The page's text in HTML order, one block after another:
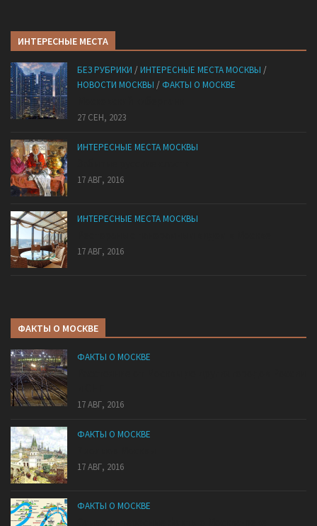
ИНТЕРЕСНЫЕ МЕСТА
БЕЗ РУБРИКИ /ИНТЕРЕСНЫЕ МЕСТА МОСКВЫ /
НОВОСТИ МОСКВЫ / ФАКТЫ О МОСКВЕ
27 СЕН, 2023
ИНТЕРЕСНЫЕ МЕСТА МОСКВЫ
17 АВГ, 2016
ИНТЕРЕСНЫЕ МЕСТА МОСКВЫ
17 АВГ, 2016
ФАКТЫ О МОСКВЕ
ФАКТЫ О МОСКВЕ
17 АВГ, 2016
ФАКТЫ О МОСКВЕ
17 АВГ, 2016
ФАКТЫ О МОСКВЕ